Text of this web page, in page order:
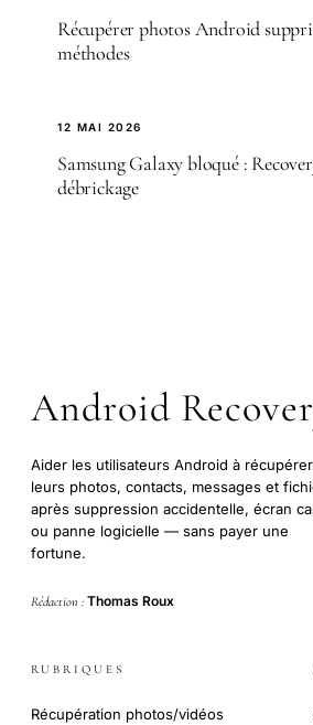
Récupérer photos Android
méthodes
12 MAI 2026
Samsung Galaxy bloqué :
débrickage
Android
Aider les utilisateurs Android à récupérer
leurs photos, contacts, messages et
après suppression accidentelle, écran
ou panne logicielle — sans payer une
fortune.
Rédaction : Thomas Roux
RUBRIQUES
Récupération photos/vidéos